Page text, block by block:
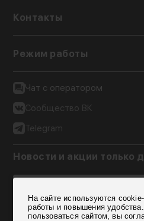
Контакты
Режим работы
Чат с оператором
Сообщество ВК
Telegram
Новости и акции только
Согласен на обработку
На сайте используются
работы и повышения
пользоваться сайтом, вы